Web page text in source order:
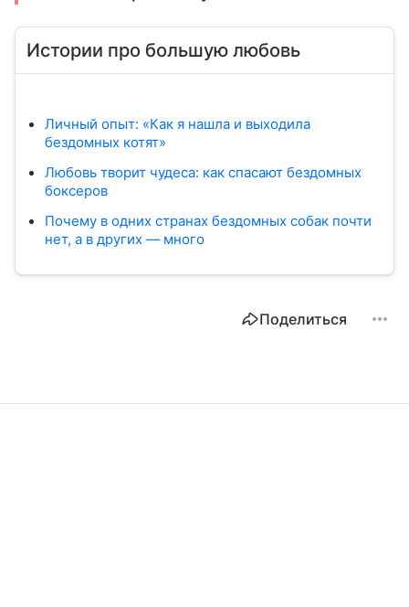
Истории про большую любовь
Личный опыт: «Как я нашла и выходила
бездомных котят»
Любовь творит чудеса: как спасают бездомных
боксеров
Почему в одних странах бездомных собак почти
нет, а в других — много
Поделиться